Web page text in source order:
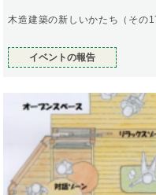
木造建築の新しいかたち（その
イベントの報告